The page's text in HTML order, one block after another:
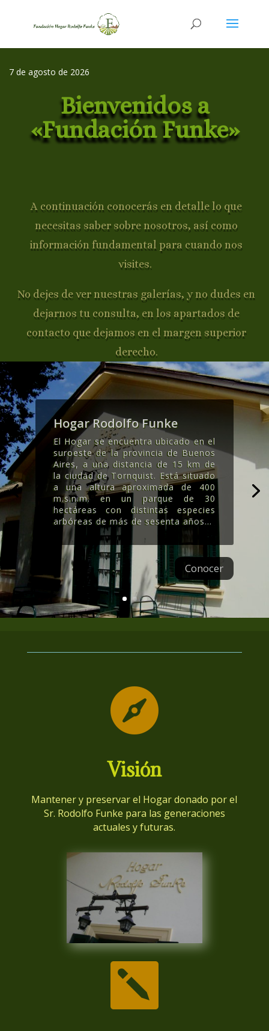
7 de agosto de 2026
Bienvenidos a
«Fundación Funke»
A continuación conocerás en detalle lo que
necesitas saber sobre nosotros, así como
información fundamental para cuando nos
visites.
No dejes de ver nuestras galerías, y no dudes en
dejarnos tu consulta, en los apartados de
contacto que dejamos en el margen superior
derecho.
Hogar Rodolfo Funke
El Hogar se encuentra ubicado en el
suroeste de la provincia de Buenos
Aires, a una distancia de 15 km de
la ciudad de Tornquist. Está situado
a una altura aproximada de 400
m.s.n.m. en un parque de 30
hectáreas con distintas especies
arbóreas de más de sesenta años...
Conocer

Visión
Mantener y preservar el Hogar donado por el
Sr. Rodolfo Funke para las generaciones
actuales y futuras.
